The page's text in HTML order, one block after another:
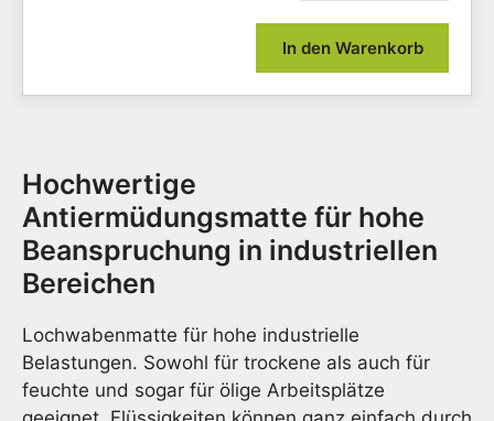
In den Warenkorb
Hochwertige
Antiermüdungsmatte für hohe
Beanspruchung in industriellen
Bereichen
Lochwabenmatte für hohe industrielle
Belastungen. Sowohl für trockene als auch für
feuchte und sogar für ölige Arbeitsplätze